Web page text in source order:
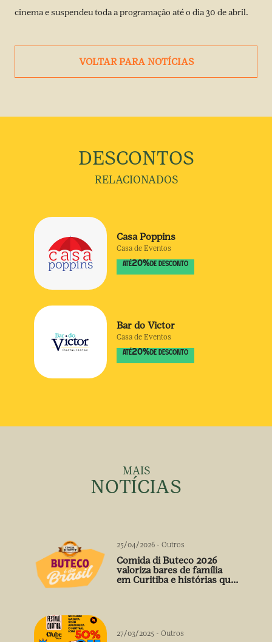
cinema e suspendeu toda a programação até o dia 30 de abril.
VOLTAR PARA NOTÍCIAS
DESCONTOS
RELACIONADOS
Casa Poppins
Casa de Eventos
ATÉ20% DE DESCONTO
Bar do Victor
Casa de Eventos
ATÉ20% DE DESCONTO
MAIS
NOTÍCIAS
25/04/2026 - Outros
Comida di Buteco 2026
valoriza bares de família
em Curitiba e histórias que
27/03/2025 - Outros